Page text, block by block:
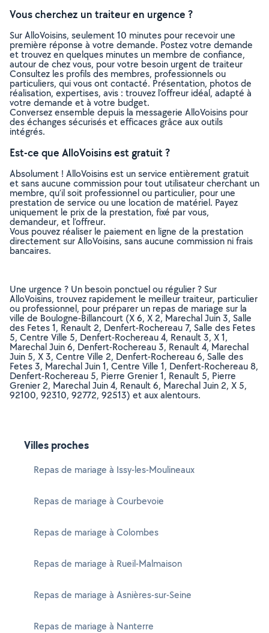
Vous cherchez un traiteur en urgence ?
Sur AlloVoisins, seulement 10 minutes pour recevoir une
première réponse à votre demande. Postez votre demande
et trouvez en quelques minutes un membre de confiance,
autour de chez vous, pour votre besoin urgent de traiteur
Consultez les profils des membres, professionnels ou
particuliers, qui vous ont contacté. Présentation, photos de
réalisation, expertises, avis : trouvez l'offreur idéal, adapté à
votre demande et à votre budget.
Conversez ensemble depuis la messagerie AlloVoisins pour
des échanges sécurisés et efficaces grâce aux outils
intégrés.
Est-ce que AlloVoisins est gratuit ?
Absolument ! AlloVoisins est un service entièrement gratuit
et sans aucune commission pour tout utilisateur cherchant un
membre, qu’il soit professionnel ou particulier, pour une
prestation de service ou une location de matériel. Payez
uniquement le prix de la prestation, fixé par vous,
demandeur, et l’offreur.
Vous pouvez réaliser le paiement en ligne de la prestation
directement sur AlloVoisins, sans aucune commission ni frais
bancaires.
Une urgence ? Un besoin ponctuel ou régulier ? Sur
AlloVoisins, trouvez rapidement le meilleur traiteur, particulier
ou professionnel, pour préparer un repas de mariage sur la
ville de Boulogne-Billancourt (X 6, X 2, Marechal Juin 3, Salle
des Fetes 1, Renault 2, Denfert-Rochereau 7, Salle des Fetes
5, Centre Ville 5, Denfert-Rochereau 4, Renault 3, X 1,
Marechal Juin 6, Denfert-Rochereau 3, Renault 4, Marechal
Juin 5, X 3, Centre Ville 2, Denfert-Rochereau 6, Salle des
Fetes 3, Marechal Juin 1, Centre Ville 1, Denfert-Rochereau 8,
Denfert-Rochereau 5, Pierre Grenier 1, Renault 5, Pierre
Grenier 2, Marechal Juin 4, Renault 6, Marechal Juin 2, X 5,
92100, 92310, 92772, 92513) et aux alentours.
Villes proches
Repas de mariage à Issy-les-Moulineaux
Repas de mariage à Courbevoie
Repas de mariage à Colombes
Repas de mariage à Rueil-Malmaison
Repas de mariage à Asnières-sur-Seine
Repas de mariage à Nanterre